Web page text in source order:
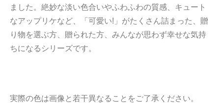
ました。絶妙な淡い色合いやふわふわの質感、キュート
なアップリケなど、「可愛い!」がたくさん詰まった、贈
り物を選ぶ方、贈られた方、みんなが思わず幸せな気持
ちになるシリーズです。
実際の色は画像と若干異なることをご了承ください。